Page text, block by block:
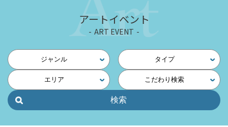
読
他
ペ
アートイベント
ART EVENT
ジャンル タイプ
エリア こだわり検索